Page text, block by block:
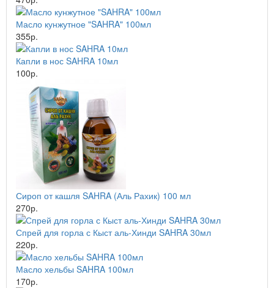
Масло кунжутное "SAHRA" 100мл
355р.
Капли в нос SAHRA 10мл
100р.
Сироп от кашля SAHRA (Аль Рахик) 100 мл
270р.
Спрей для горла с Кыст аль-Хинди SAHRA 30мл
220р.
Масло хельбы SAHRA 100мл
170р.